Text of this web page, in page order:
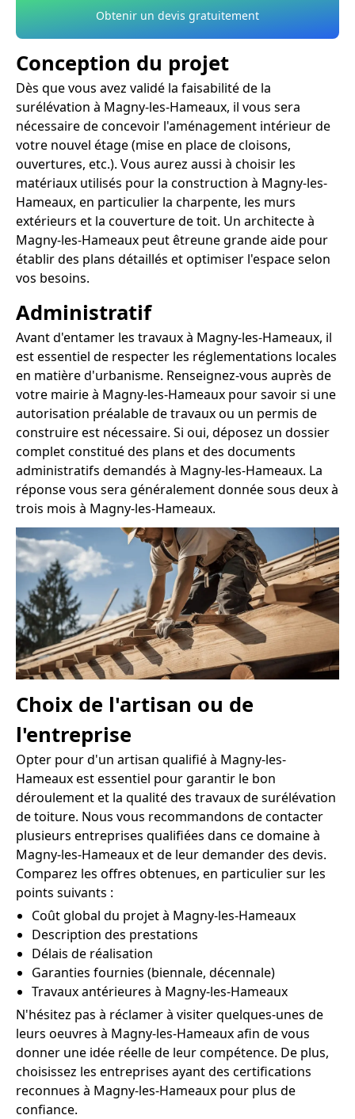
Obtenir un devis gratuitement
Conception du projet
Dès que vous avez validé la faisabilité de la
surélévation à Magny-les-Hameaux, il vous sera
nécessaire de concevoir l'aménagement intérieur de
votre nouvel étage (mise en place de cloisons,
ouvertures, etc.). Vous aurez aussi à choisir les
matériaux utilisés pour la construction à Magny-les-
Hameaux, en particulier la charpente, les murs
extérieurs et la couverture de toit. Un architecte à
Magny-les-Hameaux peut êtreune grande aide pour
établir des plans détaillés et optimiser l'espace selon
vos besoins.
Administratif
Avant d'entamer les travaux à Magny-les-Hameaux, il
est essentiel de respecter les réglementations locales
en matière d'urbanisme. Renseignez-vous auprès de
votre mairie à Magny-les-Hameaux pour savoir si une
autorisation préalable de travaux ou un permis de
construire est nécessaire. Si oui, déposez un dossier
complet constitué des plans et des documents
administratifs demandés à Magny-les-Hameaux. La
réponse vous sera généralement donnée sous deux à
trois mois à Magny-les-Hameaux.
Choix de l'artisan ou de
l'entreprise
Opter pour d'un artisan qualifié à Magny-les-
Hameaux est essentiel pour garantir le bon
déroulement et la qualité des travaux de surélévation
de toiture. Nous vous recommandons de contacter
plusieurs entreprises qualifiées dans ce domaine à
Magny-les-Hameaux et de leur demander des devis.
Comparez les offres obtenues, en particulier sur les
points suivants :
Coût global du projet à Magny-les-Hameaux
Description des prestations
Délais de réalisation
Garanties fournies (biennale, décennale)
Travaux antérieures à Magny-les-Hameaux
N'hésitez pas à réclamer à visiter quelques-unes de
leurs oeuvres à Magny-les-Hameaux afin de vous
donner une idée réelle de leur compétence. De plus,
choisissez les entreprises ayant des certifications
reconnues à Magny-les-Hameaux pour plus de
confiance.